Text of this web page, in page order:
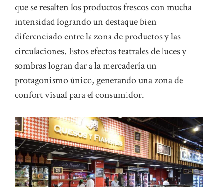
que se resalten los productos frescos con mucha
intensidad logrando un destaque bien
diferenciado entre la zona de productos y las
circulaciones. Estos efectos teatrales de luces y
sombras logran dar a la mercadería un
protagonismo único, generando una zona de
confort visual para el consumidor.